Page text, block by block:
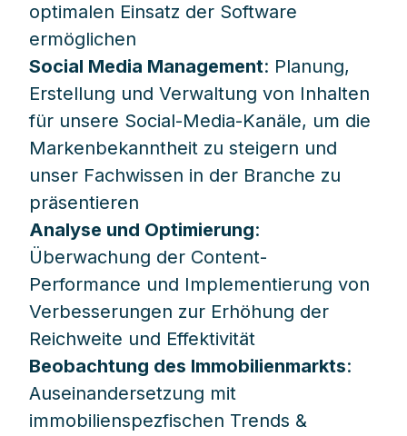
optimalen Einsatz der Software
ermöglichen
Social Media Management: Planung,
Erstellung und Verwaltung von Inhalten
für unsere Social-Media-Kanäle, um die
Markenbekanntheit zu steigern und
unser Fachwissen in der Branche zu
präsentieren
Analyse und Optimierung:
Überwachung der Content-
Performance und Implementierung von
Verbesserungen zur Erhöhung der
Reichweite und Effektivität
Beobachtung des Immobilienmarkts:
Auseinandersetzung mit
immobilienspezfischen Trends &